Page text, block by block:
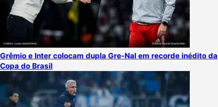
Grêmio e Inter colocam dupla Gre-Nal em recorde inédito da
Copa do Brasil